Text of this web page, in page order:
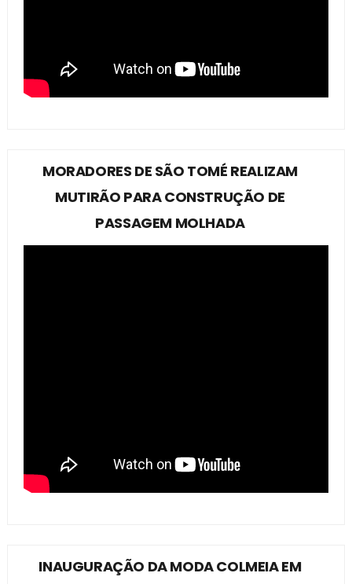
MORADORES DE SÃO TOMÉ REALIZAM
MUTIRÃO PARA CONSTRUÇÃO DE
PASSAGEM MOLHADA
INAUGURAÇÃO DA MODA COLMEIA EM